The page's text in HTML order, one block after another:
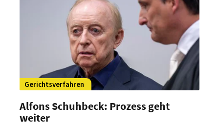
Gerichtsverfahren
Alfons Schuhbeck: Prozess geht
weiter